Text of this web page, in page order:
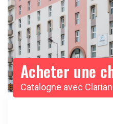
Acheter une
Catalogne avec